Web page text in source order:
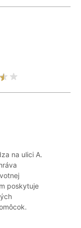
na ulici A.
poskytuje